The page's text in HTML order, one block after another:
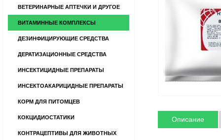
Описание
ВЕТЕРИНАРНЫЕ АПТЕЧКИ И ДРУГОЕ
ВИТАМИННЫЕ КОМПЛЕКСЫ
ДЕЗИНФИЦИРУЮЩИЕ СРЕДСТВА
ДЕРАТИЗАЦИОННЫЕ СРЕДСТВА
ИНСЕКТИЦИДНЫЕ ПРЕПАРАТЫ
ИНСЕКТОАКАРИЦИДНЫЕ ПРЕПАРАТЫ
КОРМ ДЛЯ ПИТОМЦЕВ
КОКЦИДИОСТАТИКИ
КОНТРАЦЕПТИВЫ ДЛЯ ЖИВОТНЫХ